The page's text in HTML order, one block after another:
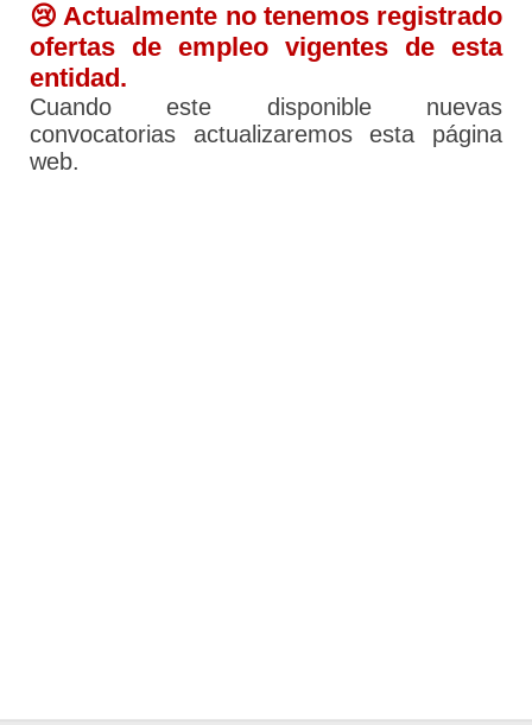
😢 Actualmente no tenemos registrado
ofertas de empleo vigentes de esta
entidad.
Cuando este disponible nuevas
convocatorias actualizaremos esta página
web.